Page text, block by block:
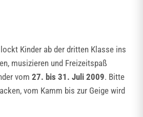
lockt Kinder ab der dritten Klasse ins
musizieren und Freizeitspaß
vom 27. bis 31. Juli 2009. Bitte
vom Kamm bis zur Geige wird